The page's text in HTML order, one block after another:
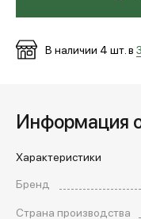
В наличии 4 шт. в
Информация
Характеристики
Бренд
Страна производства